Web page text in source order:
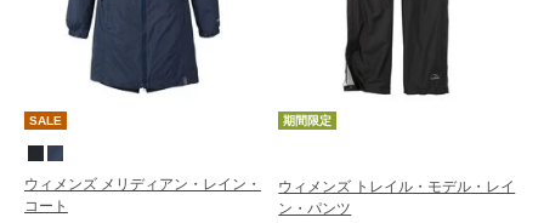
SALE
ウィメンズ メリディアン・レイン・
コート
期間限定
ウィメンズ トレイル・モデル・レイ
ン・パンツ